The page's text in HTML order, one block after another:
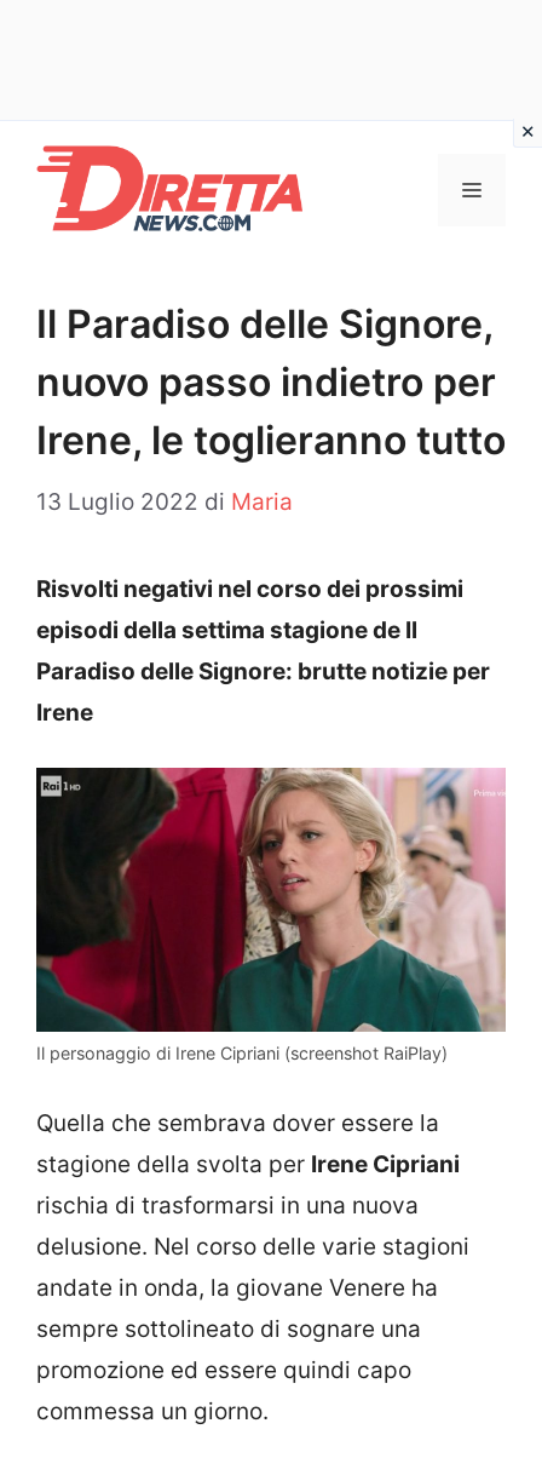
contenuto
Menu
Il Paradiso delle Signore,
nuovo passo indietro per
Irene, le toglieranno tutto
13 Luglio 2022 di Maria
Risvolti negativi nel corso dei prossimi
episodi della settima stagione de Il
Paradiso delle Signore: brutte notizie per
Irene
Il personaggio di Irene Cipriani (screenshot RaiPlay)
Quella che sembrava dover essere la
stagione della svolta per Irene Cipriani
rischia di trasformarsi in una nuova
delusione. Nel corso delle varie stagioni
andate in onda, la giovane Venere ha
sempre sottolineato di sognare una
promozione ed essere quindi capo
commessa un giorno.